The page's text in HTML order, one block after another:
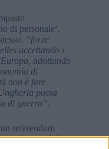
di personale’,
“forze
accettando i
adottando
di
non è fare
possa
di guerra”.
referendum
di neutralità o